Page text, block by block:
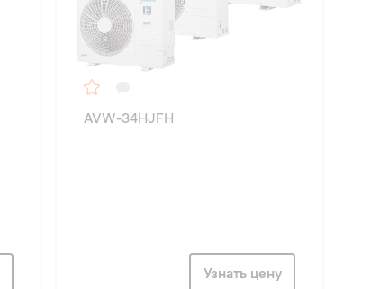
AVW-34HJFH
Узнать цену